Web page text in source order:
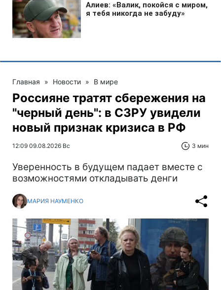
Главная » Новости » В мире
Россияне тратят сбережения на
"черный день": в СЗРУ увидели
новый признак кризиса в РФ
12:09 09.08.2026 Вс 3 мин
Уверенность в будущем падает вместе с
возможностями откладывать денги
МАРИЯ НАУМЕНКО